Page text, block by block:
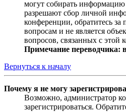
могут собирать информацию
разрешают сбор личной
конференции, обратитесь
вопросам и не является
вопросов, связанных с этой
Примечание переводчика:
Вернуться к началу
Почему я не могу
Возможно, администратор
зарегистрироваться.